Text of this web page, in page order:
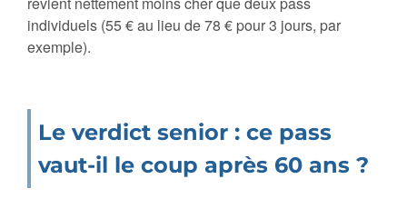
individuels (55 € au lieu de 78 € pour 3 jours, par
exemple).
Le verdict senior : ce pass
vaut-il le coup après 60 ans ?